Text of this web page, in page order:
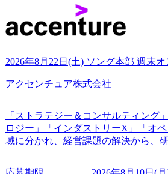
kerdeck.com/leverages/leverages-hui-
cai-yong-xiang-ke) 「働く人」「事業
ー」など、レバレジーズのリアルを
「外国人留学生等受入環境整備事業
s://prtimes.jp/main/html/rd/p/
ジーズ、モチベーション管理システ
m/@leveragesCh) レバレジーズで活
管理職種編 〜 (https://
UI) レバレジーズで活躍するメンバ
来黒字を維持し、急成長中でありな
2026年8月22日(土) ソング本部 週末
アクセンチュア株式会社
「ストラテジー＆コンサルティング
ロジー」「インダストリーX」「オ
域に分かれ、経営課題の解決から、
グ領域からその実行的側面であるIT